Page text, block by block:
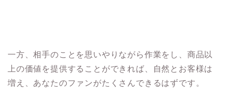
一方、相手のことを思いやりながら作業をし、商品以
上の価値を提供することができれば、自然とお客様は
増え、あなたのファンがたくさんできるはずです。